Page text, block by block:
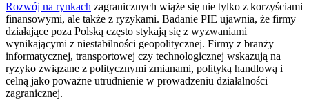
Rozwój na rynkach zagranicznych wiąże się nie tylko z korzyściami
finansowymi, ale także z ryzykami. Badanie PIE ujawnia, że firmy
działające poza Polską często stykają się z wyzwaniami
wynikającymi z niestabilności geopolitycznej. Firmy z branży
informatycznej, transportowej czy technologicznej wskazują na
ryzyko związane z politycznymi zmianami, polityką handlową i
celną jako poważne utrudnienie w prowadzeniu działalności
zagranicznej.